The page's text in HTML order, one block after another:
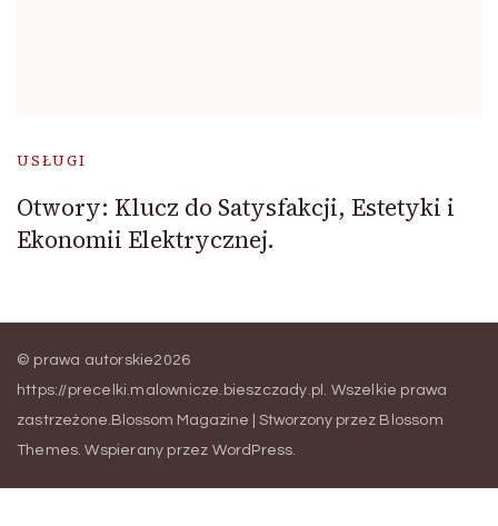
USŁUGI
Otwory: Klucz do Satysfakcji, Estetyki i
Ekonomii Elektrycznej.
© prawa autorskie2026
https://precelki.malownicze.bieszczady.pl
. Wszelkie prawa
zastrzeżone. Blossom Magazine | Stworzony przez Blossom
Themes Wspierany przez WordPress